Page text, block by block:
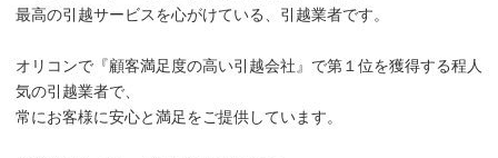
最高の引越サービスを心がけている、引越業者です。
オリコンで『顧客満足度の高い引越会社』で第１位を獲得する程人
気の引越業者で、
常にお客様に安心と満足をご提供しています。